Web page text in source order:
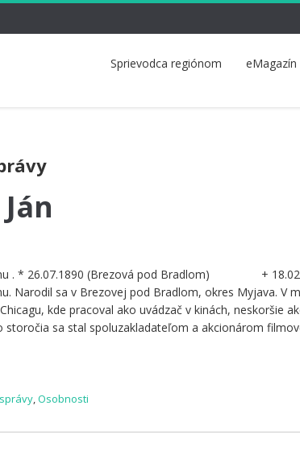
Sprievodca regiónom eMagazín
. * 26.07.1890 (Brezová pod Bradlom) +
Narodil sa v Brezovej pod Bradlom, okres Myjava. V
kde pracoval ako uvádzač v kinách, neskoršie
storočia sa stal spoluzakladateľom a akcionárom
,Osobnosti